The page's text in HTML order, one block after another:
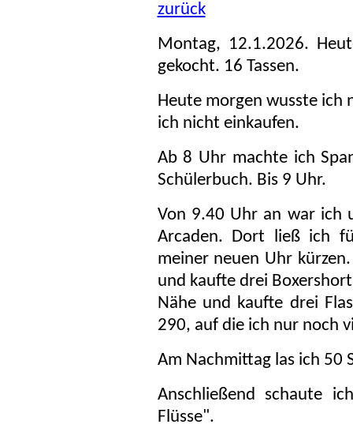
zurück
Montag, 12.1.2026.
gekocht. 16 Tassen.
Heute morgen wusste ich
ich nicht einkaufen.
Ab 8 Uhr machte ich
Schülerbuch. Bis 9 Uhr.
Von 9.40 Uhr an war ich
Arcaden. Dort ließ ich
meiner neuen Uhr
und kaufte drei
Nähe und kaufte drei
290, auf die ich nur noch
Am Nachmittag las ich 50
Anschließend schaute
Flüsse".